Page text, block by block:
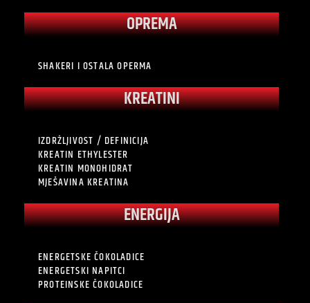
OPREMA
SHAKERI I OSTALA OPERMA
KREATINI
IZDRŽLJIVOST / DEFINICIJA
KREATIN ETHYLESTER
KREATIN MONOHIDRAT
MJEŠAVINA KREATINA
ENERGIJA
ENERGETSKE ČOKOLADICE
ENERGETSKI NAPITCI
PROTEINSKE ČOKOLADICE